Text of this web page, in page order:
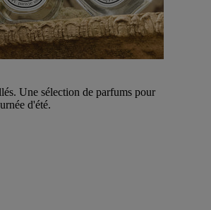
Une sélection de parfums pour
d'été.